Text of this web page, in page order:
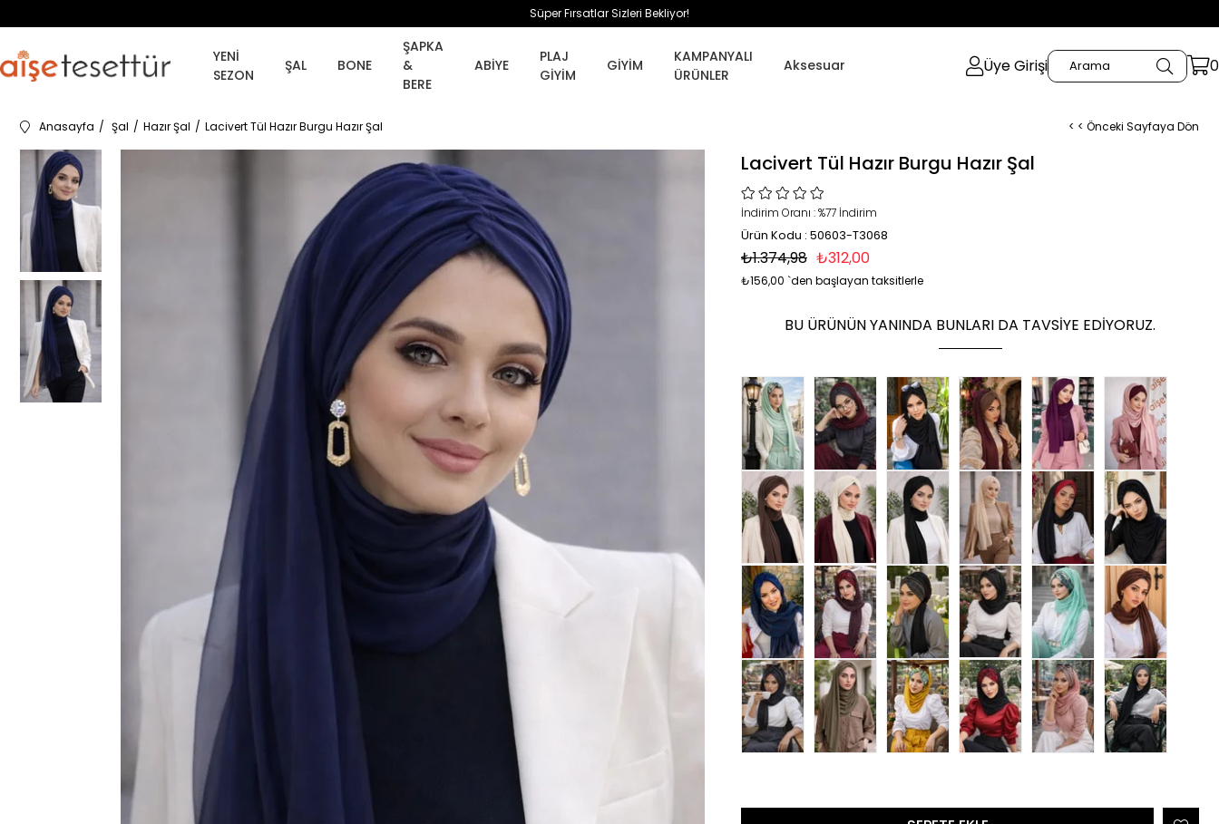
Süper Fırsatlar Sizleri Bekliyor!
YENİ
SEZON
ŞAL BONE
ŞAPKA
&
BERE
ABİYE
PLAJ
GİYİM
GİYİM
KAMPANYALI
ÜRÜNLER
Aksesuar Üye Girişi 0
Anasayfa Şal Hazır Şal Lacivert Tül Hazır Burgu Hazır Şal < < Önceki Sayfaya Dön
Lacivert Tül Hazır Burgu Hazır Şal
İndirim Oranı :%77 İndirim
Ürün Kodu : 50603-T3068
₺1.374,98 ₺312,00
₺156,00 `den başlayan taksitlerle
BU ÜRÜNÜN YANINDA BUNLARI DA TAVSIYE EDIYORUZ.